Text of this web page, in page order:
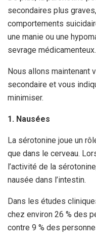
secondaires plus
comportements
une manie ou une
sevrage médicamenteux.
Nous allons maintenant
secondaire et vous
minimiser.
1. Nausées
La sérotonine joue un
que dans le cerveau.
l’activité de la
nausée dans l’intestin.
Dans les études
chez environ 26 % des
contre 9 % des